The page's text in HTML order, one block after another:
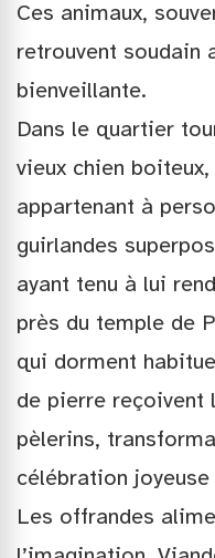
Ces animaux,
retrouvent soudain
bienveillante.
Dans le quartier
vieux chien
appartenant à
guirlandes
ayant tenu à lui
près du temple de
qui dorment
de pierre reçoivent
pèlerins,
célébration
Les offrandes